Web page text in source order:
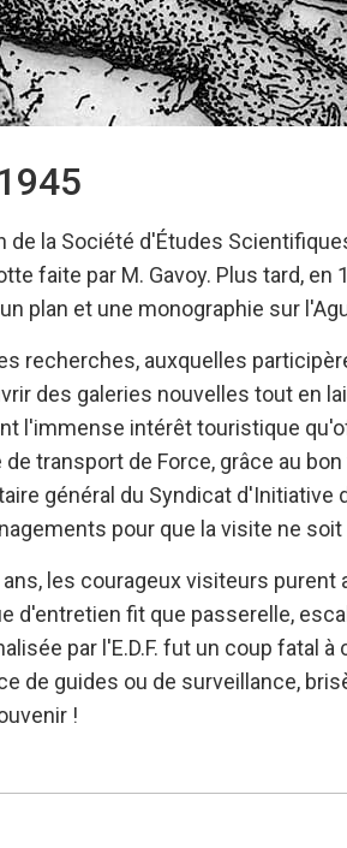
de la Société d'Études
faite par M. Gavoy. Plus tard,
plan et une monographie sur
recherches, auxquelles
des galeries nouvelles tout en
l'immense intérêt touristique
transport de Force, grâce au
général du Syndicat
pour que la visite ne
les courageux visiteurs
d'entretien fit que passerelle,
par l'E.D.F. fut un coup fatal
de guides ou de surveillance,
!